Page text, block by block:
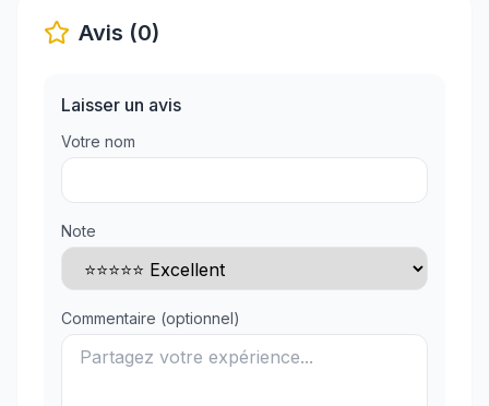
Avis (0)
Laisser un avis
Votre nom
Note
Commentaire (optionnel)